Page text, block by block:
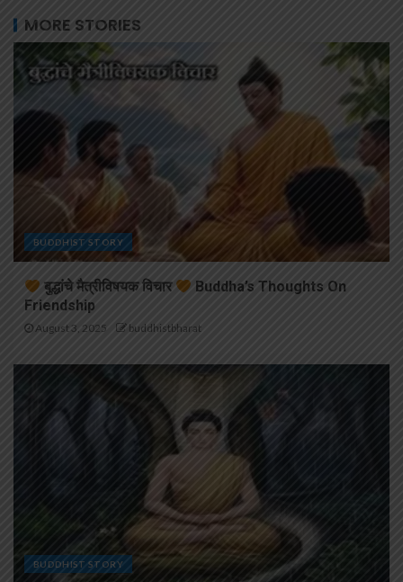
MORE STORIES
BUDDHIST STORY
बुद्धांचे मैत्रीविषयक विचार
Buddha’s Thoughts On
Friendship
August 3, 2025 buddhistbharat
BUDDHIST STORY